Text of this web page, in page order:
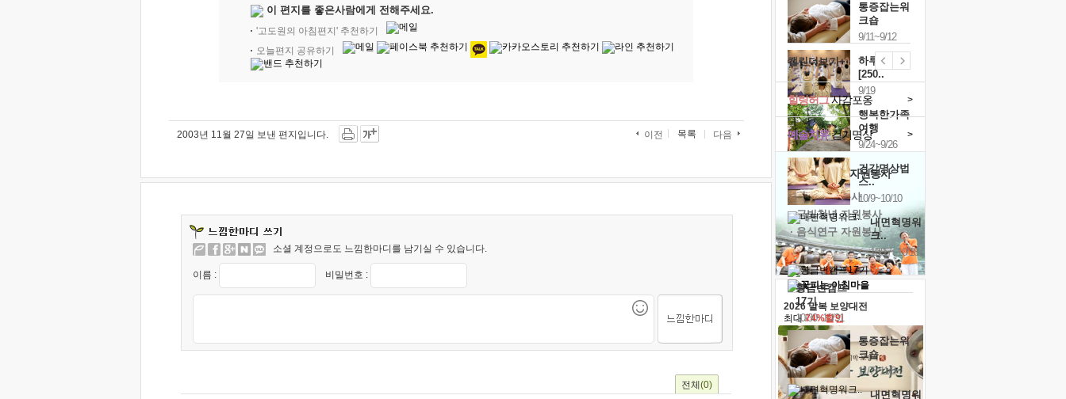
이 편지를 좋은사람에게 전해주세요.
'고도원의 아침편지' 추천하기
오늘편지 공유하기
2003년 11월 27일 보낸 편지입니다. 이전 목록 다음
소셜 계정으로도 느낌한마디를 남기실 수 있습니다.
이름 : 비밀번호 :
전체(0)
통증잡는워
크숍
9/11~9/12
하루명상
[250..
9/19
행복한가족
여행
9/24~9/26
건강명상법
스..
10/9~10/10
내면혁명워
크..
10/17~10/18
황금변캠프
17기
10/30~10/31
통증잡는워
크숍
11/7~11/8
내면혁명워
캘린더보기+
예술치유걷기명상 >
힐링허그사감포옹 >
'옹달샘의 꽃'자원봉사
· 청년 자원봉사
· 금빛청년 자원봉사
· 음식연구 자원봉사
2026 말복 보양대전
최대74%할인